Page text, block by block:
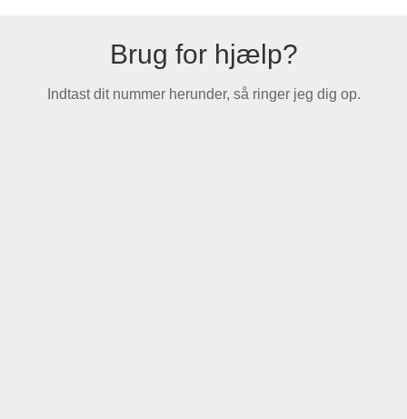
Brug for hjælp?
Indtast dit nummer herunder, så ringer jeg dig op.